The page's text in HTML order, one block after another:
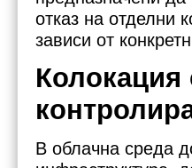
отказ на отделни
зависи от
В облачна среда